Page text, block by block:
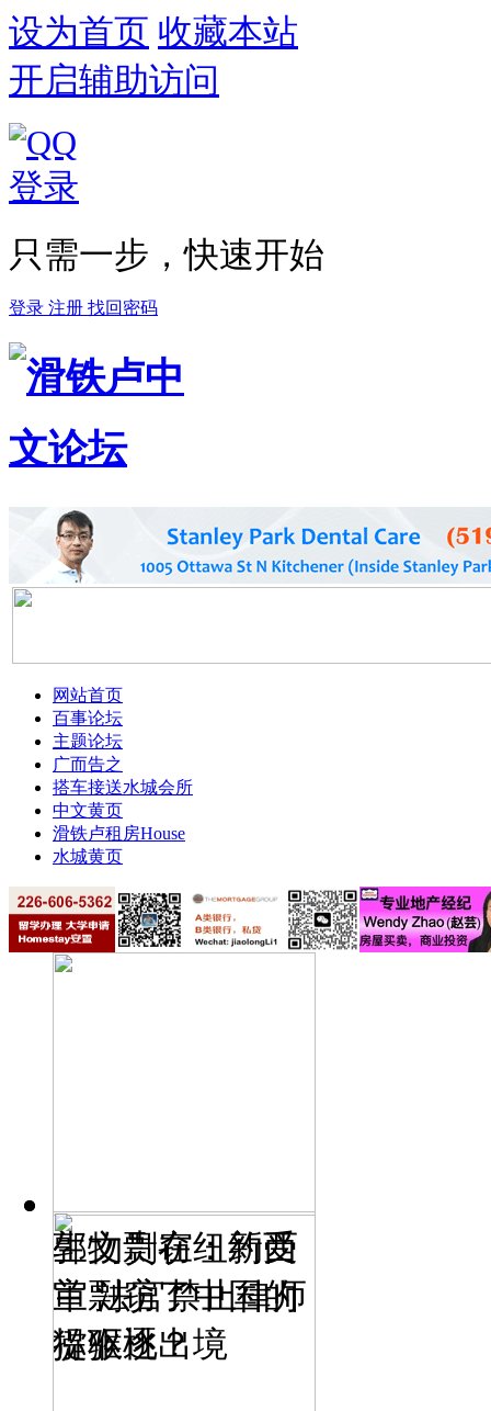
设为首页 收藏本站
开启辅助访问
只需一步，快速开始
登录 注册 找回密码
网站首页
百事论坛
主题论坛
广而告之
搭车接送水城会所
中文黄页
滑铁卢租房House
水城黄页
生物剽窃：新西
兰剽窃了中国的
猕猴桃？
郭文贵在纽约受
审 法官禁止律师
提驱逐出境